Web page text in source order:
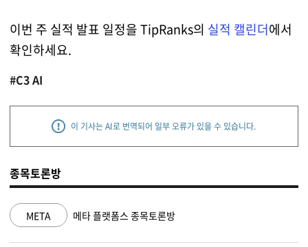
이번 주 실적 발표 일정을 TipRanks의 실적 캘린더에서
확인하세요.
#C3 AI
이 기사는 AI로 번역되어 일부 오류가 있을 수 있습니다.
종목토론방
NVDA 엔비디아 종목토론방